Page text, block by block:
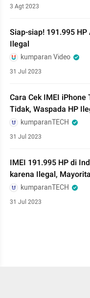
3 Agt 2023
Siap-siap! 191.995
Ilegal
kumparan Video
31 Jul 2023
Cara Cek IMEI
Tidak, Waspada HP
kumparanTECH
31 Jul 2023
IMEI 191.995 HP di
karena Ilegal,
kumparanTECH
31 Jul 2023